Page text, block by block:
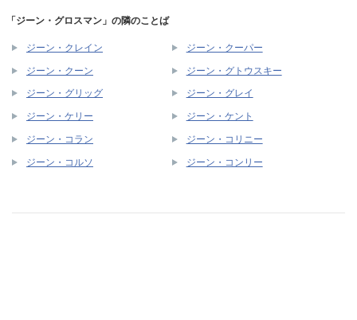
「ジーン・グロスマン」の隣のことば
ジーン・クレイン ジーン・クーパー
ジーン・クーン ジーン・グトウスキー
ジーン・グリッグ ジーン・グレイ
ジーン・ケリー ジーン・ケント
ジーン・コラン ジーン・コリニー
ジーン・コルソ ジーン・コンリー